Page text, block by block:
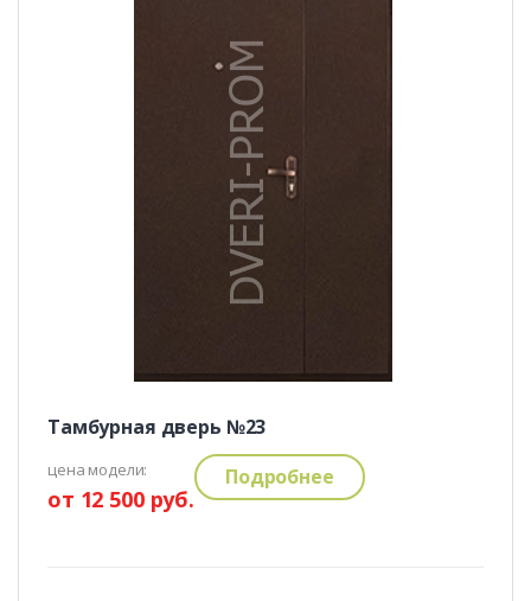
Тамбурная дверь №23
цена модели:
от 12 500 руб.
Подробнее